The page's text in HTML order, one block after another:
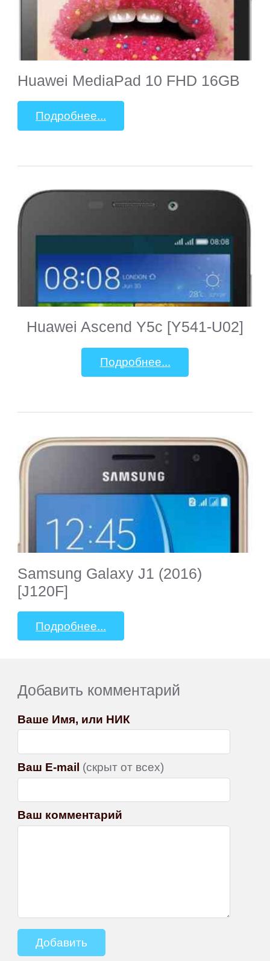
Huawei MediaPad 10 FHD 16GB
Подробнее...
Huawei Ascend Y5c [Y541-U02]
Подробнее...
Samsung Galaxy J1 (2016)
[J120F]
Подробнее...
Добавить комментарий
Ваше Имя, или НИК
Ваш E-mail (скрыт от всех)
Ваш комментарий